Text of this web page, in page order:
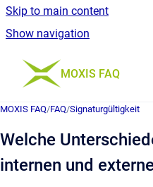
Skip to main content
Show navigation
Go to homepage
MOXIS FAQ
MOXIS FAQ/FAQ/Signaturgültigkeit
Welche
internen und